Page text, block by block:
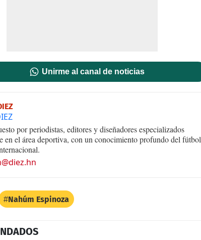
Unirme al canal de noticias
por periodistas, editores y diseñadores especializados
en el área deportiva, con un conocimiento profundo del fútbol
Nahúm Espinoza